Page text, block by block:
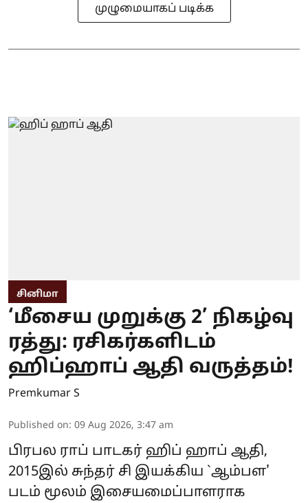
முழுமையாகப் படிக்க
சினிமா
‘மீசைய முறுக்கு 2’ நிகழ்வு
ரத்து: ரசிகர்களிடம்
ஹிப்ஹாப் ஆதி வருத்தம்!
Premkumar S
Published on: 09 Aug 2026, 3:47 am
பிரபல ராப் பாடகர் ஹிப் ஹாப் ஆதி,
2015இல் சுந்தர் சி இயக்கிய `ஆம்பள'
படம் மூலம் இசையமைப்பாளராக